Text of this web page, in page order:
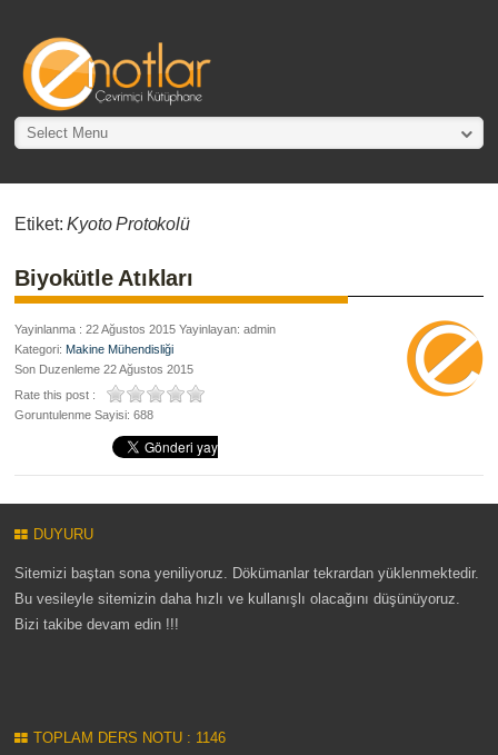
Select Menu
Etiket:Kyoto Protokolü
Biyokütle Atıkları
Yayinlanma : 22 Ağustos 2015 Yayinlayan: admin
Kategori: Makine Mühendisliği
Son Duzenleme 22 Ağustos 2015
Rate this post :
Goruntulenme Sayisi: 688
DUYURU
Sitemizi baştan sona yeniliyoruz. Dökümanlar tekrardan yüklenmektedir.
Bu vesileyle sitemizin daha hızlı ve kullanışlı olacağını düşünüyoruz.
Bizi takibe devam edin !!!
TOPLAM DERS NOTU : 1146